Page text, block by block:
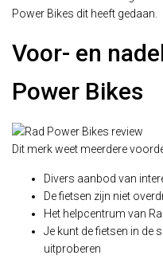
Power Bikes dit heeft gedaan.
Voor- en
Power Bikes
Dit merk weet meerdere
Divers aanbod van
De fietsen zijn niet
Het helpcentrum van
Je kunt de fietsen in de
uitproberen